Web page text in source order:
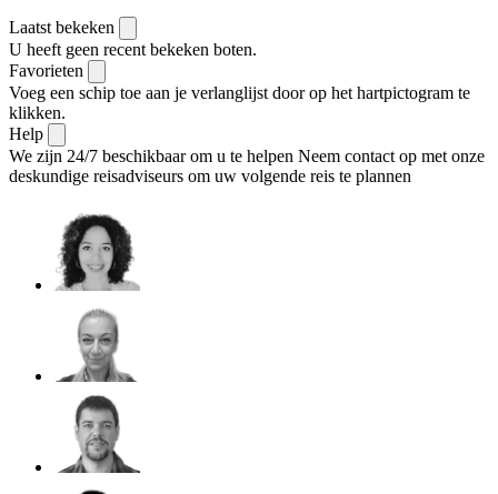
Laatst bekeken
U heeft geen recent bekeken boten.
Favorieten
Voeg een schip toe aan je verlanglijst door op het hartpictogram te
klikken.
Help
We zijn 24/7 beschikbaar om u te helpen Neem contact op met onze
deskundige reisadviseurs om uw volgende reis te plannen